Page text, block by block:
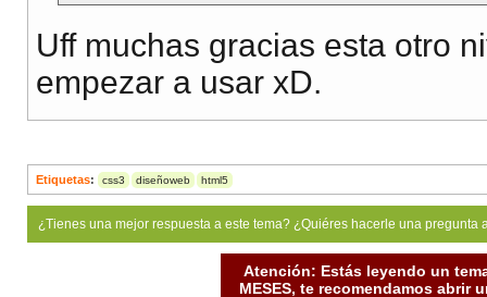
Uff muchas gracias esta otro
empezar a usar xD.
Etiquetas: css3 diseñoweb html5
¿Tienes una mejor respuesta a este tema? ¿Quiéres hacerle una
Atención: Estás leyendo un
MESES, te recomendamos abrir